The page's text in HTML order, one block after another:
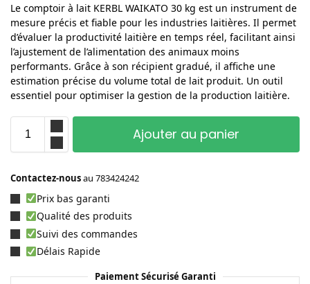
Le comptoir à lait KERBL WAIKATO 30 kg est un instrument de
mesure précis et fiable pour les industries laitières. Il permet
d’évaluer la productivité laitière en temps réel, facilitant ainsi
l’ajustement de l’alimentation des animaux moins
performants. Grâce à son récipient gradué, il affiche une
estimation précise du volume total de lait produit. Un outil
essentiel pour optimiser la gestion de la production laitière.
Ajouter au panier
Contactez-nousau 783424242
Prix bas garanti
Qualité des produits
Suivi des commandes
Délais Rapide
Paiement Sécurisé Garanti